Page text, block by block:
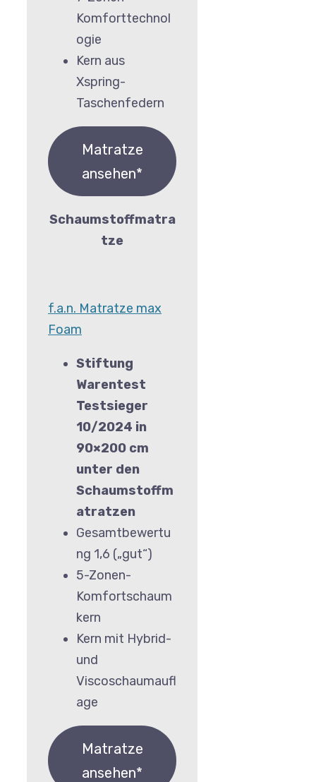
Komforttechnol
ogie
Kern aus
Xspring-
Taschenfedern
Matratze
ansehen*
Schaumstoffmatra
tze
f.a.n. Matratze max
Foam
Stiftung
Warentest
Testsieger
10/2024 in
90×200 cm
unter den
Schaumstoffm
atratzen
Gesamtbewertu
ng 1,6 („gut“)
5-Zonen-
Komfortschaum
kern
Kern mit Hybrid-
und
Viscoschaumaufl
age
Matratze
ansehen*